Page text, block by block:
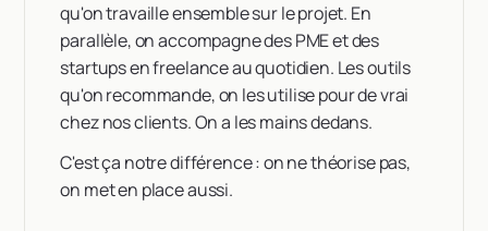
qu'on travaille ensemble sur le projet. En
parallèle, on accompagne des PME et des
startups en freelance au quotidien. Les outils
qu'on recommande, on les utilise pour de vrai
chez nos clients. On a les mains dedans.
C'est ça notre différence : on ne théorise pas,
on met en place aussi.